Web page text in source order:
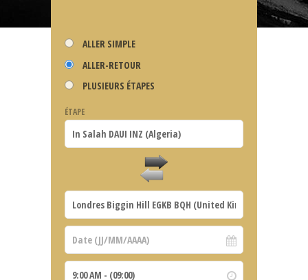
ALLER SIMPLE
ALLER-RETOUR
PLUSIEURS ÉTAPES
ÉTAPE